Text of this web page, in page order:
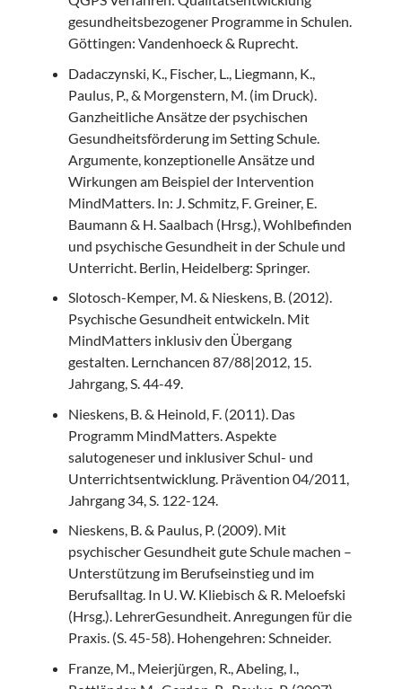
gesundheitsbezogener Programme in Schulen.
Göttingen: Vandenhoeck & Ruprecht.
Dadaczynski, K., Fischer, L., Liegmann, K.,
Paulus, P., & Morgenstern, M. (im Druck).
Ganzheitliche Ansätze der psychischen
Gesundheitsförderung im Setting Schule.
Argumente, konzeptionelle Ansätze und
Wirkungen am Beispiel der Intervention
MindMatters. In: J. Schmitz, F. Greiner, E.
Baumann & H. Saalbach (Hrsg.), Wohlbefinden
und psychische Gesundheit in der Schule und
Unterricht. Berlin, Heidelberg: Springer.
Slotosch-Kemper, M. & Nieskens, B. (2012).
Psychische Gesundheit entwickeln. Mit
MindMatters inklusiv den Übergang
gestalten. Lernchancen 87/88|2012, 15.
Jahrgang, S. 44-49.
Nieskens, B. & Heinold, F. (2011). Das
Programm MindMatters. Aspekte
salutogeneser und inklusiver Schul- und
Unterrichtsentwicklung. Prävention 04/2011,
Jahrgang 34, S. 122-124.
Nieskens, B. & Paulus, P. (2009). Mit
psychischer Gesundheit gute Schule machen –
Unterstützung im Berufseinstieg und im
Berufsalltag. In U. W. Kliebisch & R. Meloefski
(Hrsg.). LehrerGesundheit. Anregungen für die
Praxis. (S. 45-58). Hohengehren: Schneider.
Franze, M., Meierjürgen, R., Abeling, I.,